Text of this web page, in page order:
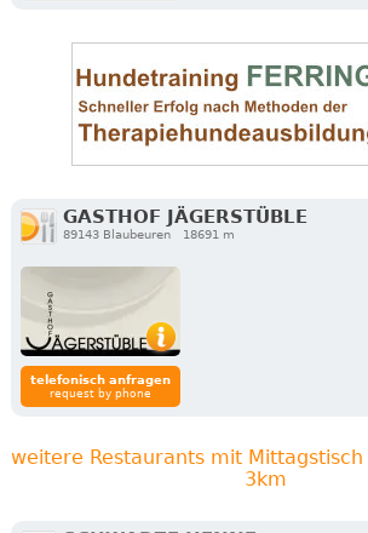
GASTHOF JÄGERSTÜBLE
89143 Blaubeuren
18691 m
telefonisch anfragen
request by phone
weitere Restaurants mit
3km